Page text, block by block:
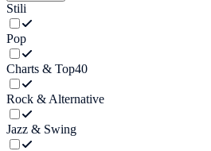
Stili
Pop
Charts & Top40
Rock & Alternative
Jazz & Swing